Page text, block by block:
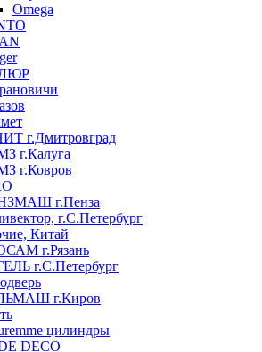
Omega
г.Дмитровград
г.Калуга
г.Ковров
г.Пенза
г.С.Петербург
Китай
г.Рязань
г.С.Петербург
г.Киров
цилиндры
DECO